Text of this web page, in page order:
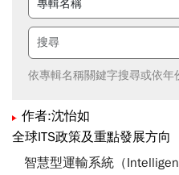
依專輯名稱關鍵字搜尋或依
作者:沈怡如
全球ITS政策及重點發展方向
智慧型運輸系統（